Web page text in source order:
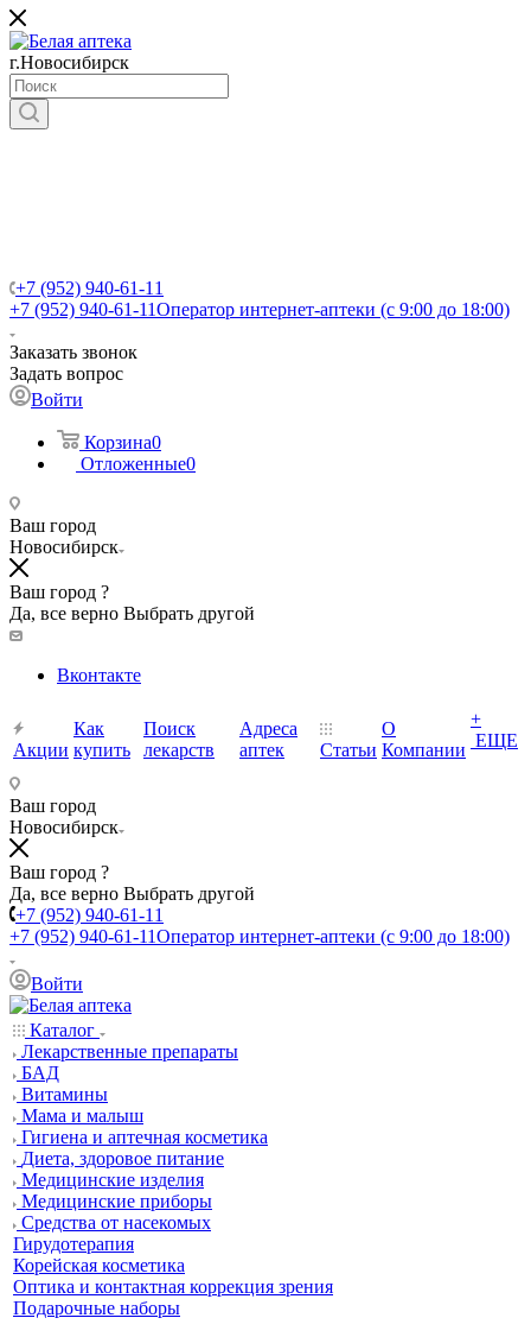
г.Новосибирск
+7 (952) 940-61-11
+7 (952) 940-61-11Оператор интернет-аптеки (с 9:00 до 18:00)
Заказать звонок
Задать вопрос
Войти
Корзина0
Отложенные0
Ваш город
Новосибирск
Ваш город ?
Да, все верно Выбрать другой
Вконтакте
Акции
Как
купить
Поиск
лекарств
Адреса
аптек
Статьи
О
Компании
+
ЕЩЕ
Ваш город
Новосибирск
Ваш город ?
Да, все верно Выбрать другой
+7 (952) 940-61-11
+7 (952) 940-61-11Оператор интернет-аптеки (с 9:00 до 18:00)
Войти
Каталог
Лекарственные препараты
БАД
Витамины
Мама и малыш
Гигиена и аптечная косметика
Диета, здоровое питание
Медицинские изделия
Медицинские приборы
Средства от насекомых
Гирудотерапия
Корейская косметика
Оптика и контактная коррекция зрения
Подарочные наборы